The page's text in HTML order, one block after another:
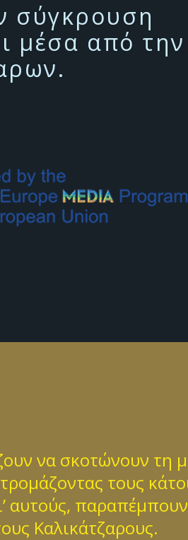
σύγκρουση
μέσα από την
να σκοτώνουν τη
τους
αυτούς,
Καλικάτζαρους.